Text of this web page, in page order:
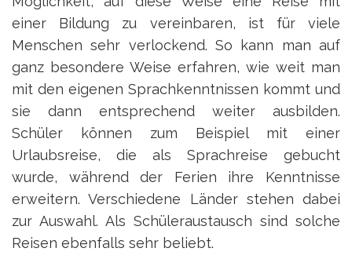
einer Bildung zu vereinbaren, ist für viele
Menschen sehr verlockend. So kann man auf
ganz besondere Weise erfahren, wie weit man
mit den eigenen Sprachkenntnissen kommt und
sie dann entsprechend weiter ausbilden.
Schüler können zum Beispiel mit einer
Urlaubsreise, die als Sprachreise gebucht
wurde, während der Ferien ihre Kenntnisse
erweitern. Verschiedene Länder stehen dabei
zur Auswahl. Als Schüleraustausch sind solche
Reisen ebenfalls sehr beliebt.